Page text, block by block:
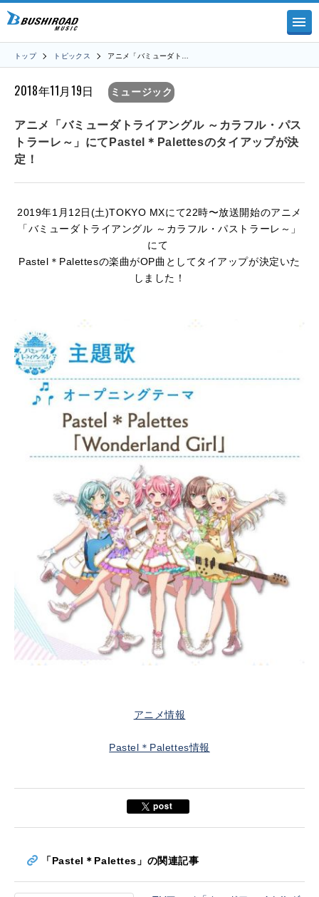
トップ トピックス アニメ「バミューダト…
2018年11月19日 ミュージック
アニメ「バミューダトライアングル ～カラフル・パス
トラーレ～」にてPastel＊Palettesのタイアップが決
定！
2019年1月12日(土)TOKYO MXにて22時〜放送開始のアニメ
「バミューダトライアングル ～カラフル・パストラーレ～」
にて
Pastel＊Palettesの楽曲がOP曲としてタイアップが決定いた
しました！
アニメ情報
Pastel＊Palettes情報
「Pastel＊Palettes」の関連記事